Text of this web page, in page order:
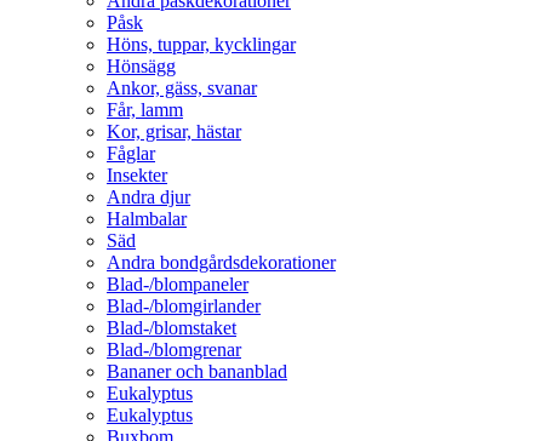
Påsk
Höns, tuppar, kycklingar
Hönsägg
Ankor, gäss, svanar
Får, lamm
Kor, grisar, hästar
Fåglar
Insekter
Andra djur
Halmbalar
Säd
Andra bondgårdsdekorationer
Blad-/blompaneler
Blad-/blomgirlander
Blad-/blomstaket
Blad-/blomgrenar
Bananer och bananblad
Eukalyptus
Eukalyptus
Buxbom